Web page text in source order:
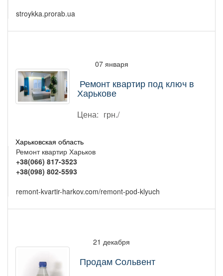
stroykka.prorab.ua
07 января
Ремонт квартир под ключ в
Харькове
Цена: грн./
Харьковская область
Ремонт квартир Харьков
+38(066) 817-3523
+38(098) 802-5593
remont-kvartir-harkov.com/remont-pod-klyuch
21 декабря
Продам Сольвент